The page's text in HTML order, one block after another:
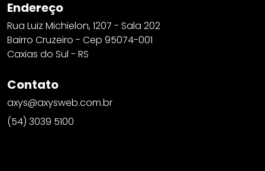
Endereço
Rua Luiz Michielon, 1207 - Sala 202
Bairro Cruzeiro - Cep 95074-001
Caxias do Sul - RS
Contato
axys@axysweb.com.br
(54) 3039 5100